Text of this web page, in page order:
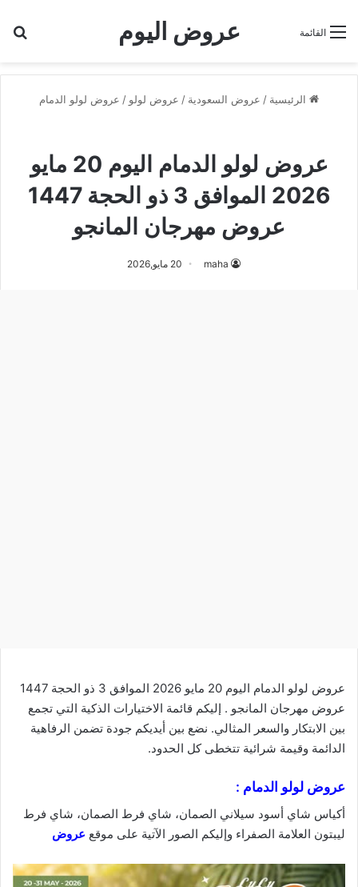
عروض اليوم القائمة
الرئيسية / عروض السعودية / عروض لولو / عروض لولو الدمام
عروض لولو الدمام اليوم 20 مايو
2026 الموافق 3 ذو الحجة 1447
عروض مهرجان المانجو
maha 20 مايو,2026
عروض لولو الدمام اليوم 20 مايو 2026 الموافق 3 ذو الحجة 1447
عروض مهرجان المانجو . إليكم قائمة الاختيارات الذكية التي تجمع
بين الابتكار والسعر المثالي. نضع بين أيديكم جودة تضمن الرفاهية
الدائمة وقيمة شرائية تتخطى كل الحدود.
عروض لولو الدمام :
أكياس شاي أسود سيلاني الصمان، شاي فرط الصمان، شاي فرط
ليبتون العلامة الصفراء وإليكم الصور الآتية على موقع عروض